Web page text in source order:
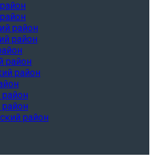
район
район
район
район
район